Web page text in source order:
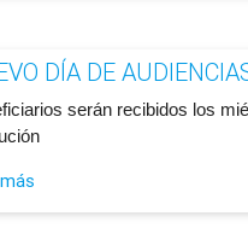
DÍA DE
serán recibidos los